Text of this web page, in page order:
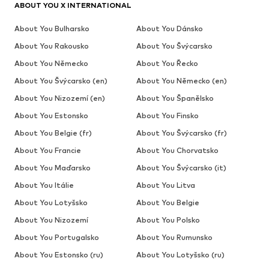
ABOUT YOU X INTERNATIONAL
About You Bulharsko
About You Dánsko
About You Rakousko
About You Švýcarsko
About You Německo
About You Řecko
About You Švýcarsko (en)
About You Německo (en)
About You Nizozemí (en)
About You Španělsko
About You Estonsko
About You Finsko
About You Belgie (fr)
About You Švýcarsko (fr)
About You Francie
About You Chorvatsko
About You Maďarsko
About You Švýcarsko (it)
About You Itálie
About You Litva
About You Lotyšsko
About You Belgie
About You Nizozemí
About You Polsko
About You Portugalsko
About You Rumunsko
About You Estonsko (ru)
About You Lotyšsko (ru)